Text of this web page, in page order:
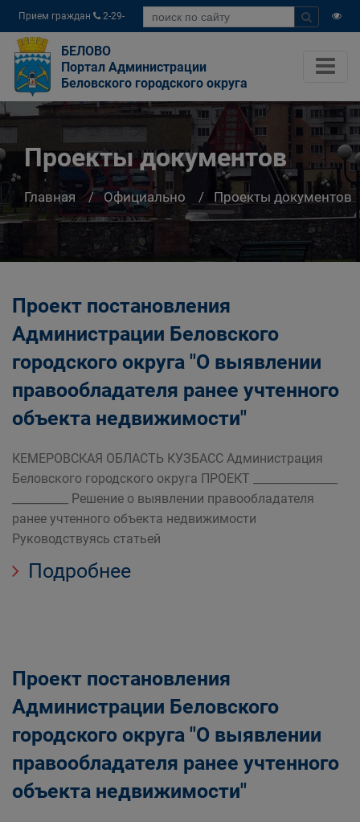
Прием граждан
2-29-
04
БЕЛОВО
Портал Администрации
Беловского городского округа
Проекты документов
Главная Официально Проекты документов
Проект постановления
Администрации Беловского
городского округа "О выявлении
правообладателя ранее учтенного
объекта недвижимости"
КЕМЕРОВСКАЯ ОБЛАСТЬ КУЗБАСС Администрация
Беловского городского округа ПРОЕКТ _______________
__________ Решение о выявлении правообладателя
ранее учтенного объекта недвижимости
Руководствуясь статьей
Подробнее
Проект постановления
Администрации Беловского
городского округа "О выявлении
правообладателя ранее учтенного
объекта недвижимости"